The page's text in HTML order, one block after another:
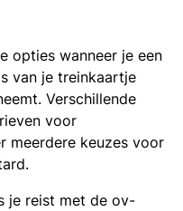
opties wanneer je een
van je treinkaartje
Verschillende
voor
meerdere keuzes voor
je reist met de ov-